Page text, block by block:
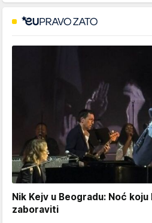
Nik Kejv u Beogradu: Noć
zaboraviti